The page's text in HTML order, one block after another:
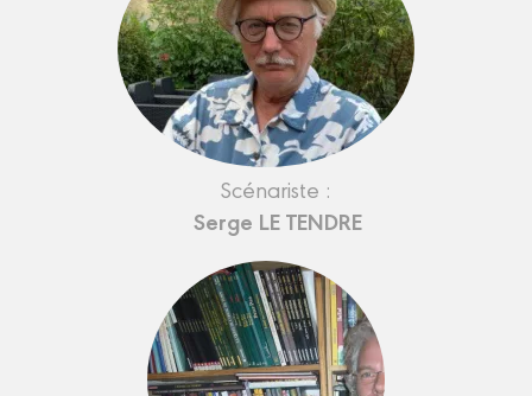
Scénariste :
Serge LE TENDRE